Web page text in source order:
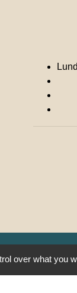
over what you